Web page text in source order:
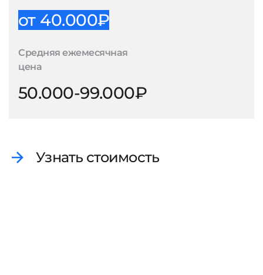
от 40.000₽
Средняя ежемесячная
цена
50.000-99.000₽
Узнать стоимость